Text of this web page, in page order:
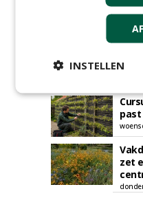
van
past
zet
INSTELLEN